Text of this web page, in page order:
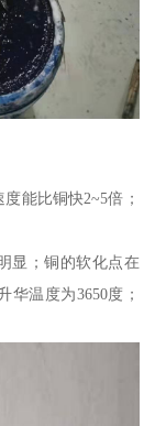
能比铜快2~5倍；
显；铜的软化点在
华温度为3650度；